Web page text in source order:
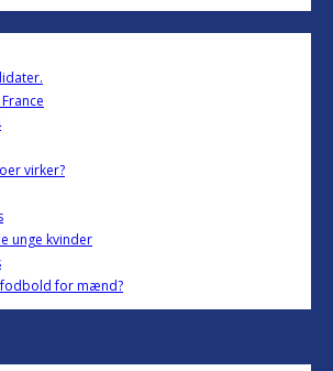
virker?
unge kvinder
for mænd?